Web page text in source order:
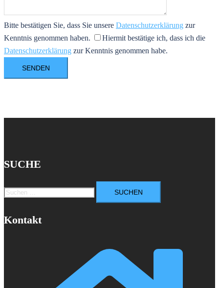
Bitte bestätigen Sie, dass Sie unsere Datenschutzerklärung zur
Kenntnis genommen haben.
Hiermit bestätige ich, dass ich die
Datenschutzerklärung zur Kenntnis genommen habe.
SUCHE
Suchen
nach:
Kontakt